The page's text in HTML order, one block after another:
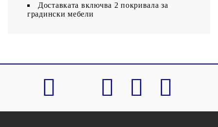
Доставката включва 2 покривала за
градински мебели